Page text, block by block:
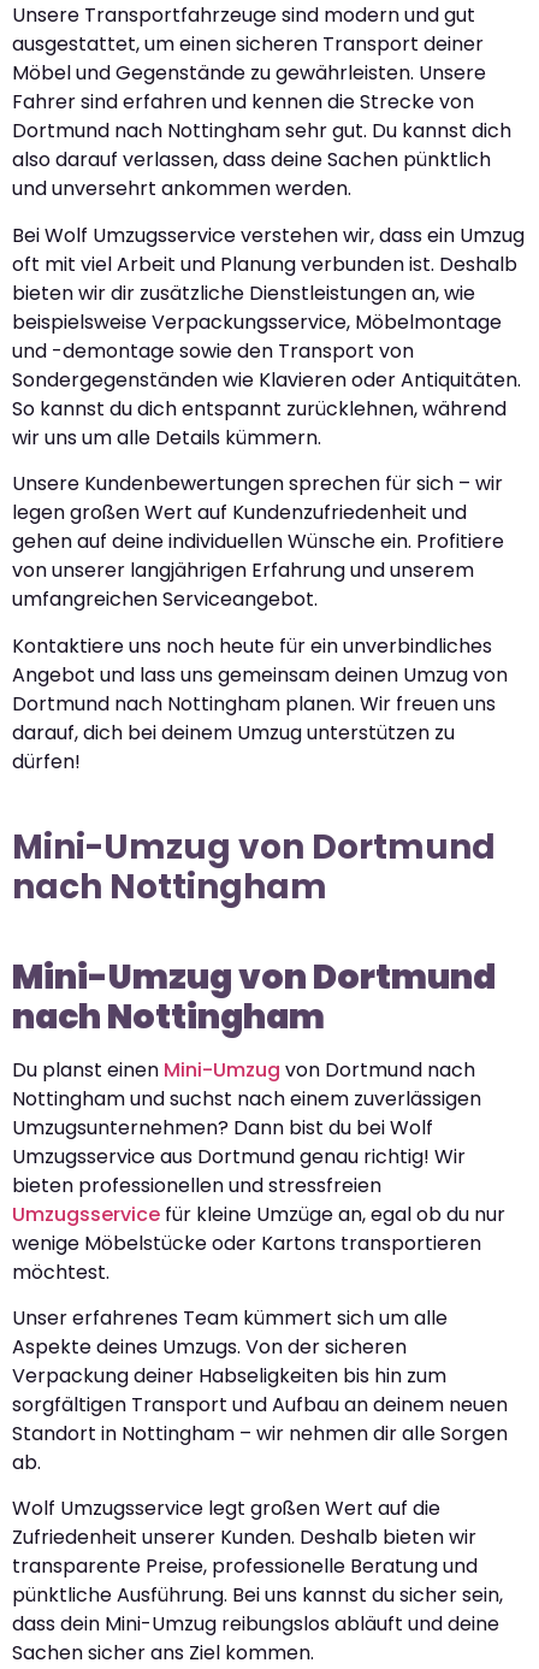
Unsere Transportfahrzeuge sind modern und gut
ausgestattet, um einen sicheren Transport deiner
Möbel und Gegenstände zu gewährleisten. Unsere
Fahrer sind erfahren und kennen die Strecke von
Dortmund nach Nottingham sehr gut. Du kannst dich
also darauf verlassen, dass deine Sachen pünktlich
und unversehrt ankommen werden.
Bei Wolf Umzugsservice verstehen wir, dass ein Umzug
oft mit viel Arbeit und Planung verbunden ist. Deshalb
bieten wir dir zusätzliche Dienstleistungen an, wie
beispielsweise Verpackungsservice, Möbelmontage
und -demontage sowie den Transport von
Sondergegenständen wie Klavieren oder Antiquitäten.
So kannst du dich entspannt zurücklehnen, während
wir uns um alle Details kümmern.
Unsere Kundenbewertungen sprechen für sich – wir
legen großen Wert auf Kundenzufriedenheit und
gehen auf deine individuellen Wünsche ein. Profitiere
von unserer langjährigen Erfahrung und unserem
umfangreichen Serviceangebot.
Kontaktiere uns noch heute für ein unverbindliches
Angebot und lass uns gemeinsam deinen Umzug von
Dortmund nach Nottingham planen. Wir freuen uns
darauf, dich bei deinem Umzug unterstützen zu
dürfen!
Mini-Umzug von Dortmund
nach Nottingham
Mini-Umzug von Dortmund
nach Nottingham
Du planst einen Mini-Umzug von Dortmund nach
Nottingham und suchst nach einem zuverlässigen
Umzugsunternehmen? Dann bist du bei Wolf
Umzugsservice aus Dortmund genau richtig! Wir
bieten professionellen und stressfreien
Umzugsservice für kleine Umzüge an, egal ob du nur
wenige Möbelstücke oder Kartons transportieren
möchtest.
Unser erfahrenes Team kümmert sich um alle
Aspekte deines Umzugs. Von der sicheren
Verpackung deiner Habseligkeiten bis hin zum
sorgfältigen Transport und Aufbau an deinem neuen
Standort in Nottingham – wir nehmen dir alle Sorgen
ab.
Wolf Umzugsservice legt großen Wert auf die
Zufriedenheit unserer Kunden. Deshalb bieten wir
transparente Preise, professionelle Beratung und
pünktliche Ausführung. Bei uns kannst du sicher sein,
dass dein Mini-Umzug reibungslos abläuft und deine
Sachen sicher ans Ziel kommen.